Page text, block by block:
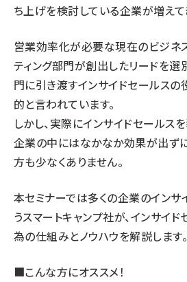
ち上げを検討している企業が増えて
営業効率化が必要な現在のビジネ
ティング部門が創出したリードを
門に引き渡すインサイドセールスの
的と言われています。
しかし、実際にインサイドセールス
企業の中にはなかなか効果が出ず
方も少なくありません。
本セミナーでは多くの企業のイン
うスマートキャンプ社が、インサイ
為の仕組みとノウハウを解説します。
■こんな方にオススメ！